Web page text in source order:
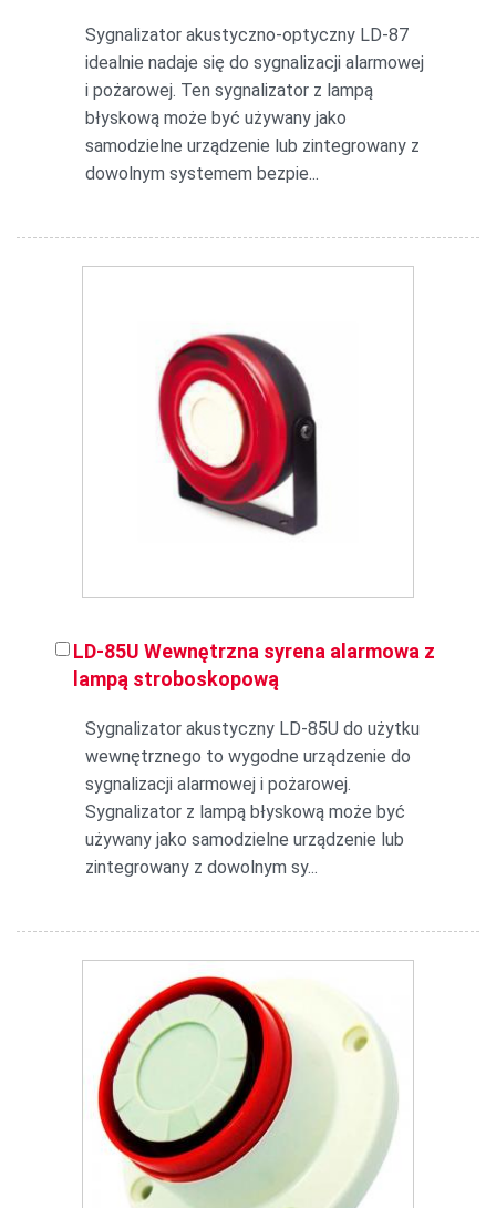
Sygnalizator akustyczno-optyczny LD-87
idealnie nadaje się do sygnalizacji alarmowej
i pożarowej. Ten sygnalizator z lampą
błyskową może być używany jako
samodzielne urządzenie lub zintegrowany z
dowolnym systemem bezpie...
LD-85U Wewnętrzna syrena alarmowa z
lampą stroboskopową
Sygnalizator akustyczny LD-85U do użytku
wewnętrznego to wygodne urządzenie do
sygnalizacji alarmowej i pożarowej.
Sygnalizator z lampą błyskową może być
używany jako samodzielne urządzenie lub
zintegrowany z dowolnym sy...